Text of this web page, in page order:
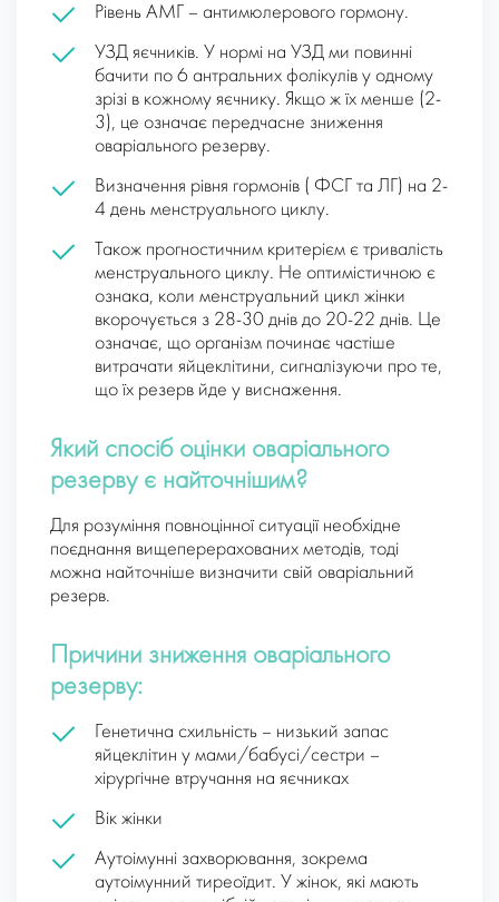
Рівень АМГ – антимюлерового гормону.
УЗД яєчників. У нормі на УЗД ми повинні
бачити по 6 антральних фолікулів у одному
зрізі в кожному яєчнику. Якщо ж їх менше (2-
3), це означає передчасне зниження
оваріального резерву.
Визначення рівня гормонів ( ФСГ та ЛГ) на 2-
4 день менструального циклу.
Також прогностичним критерієм є тривалість
менструального циклу. Не оптимістичною є
ознака, коли менструальний цикл жінки
вкорочується з 28-30 днів до 20-22 днів. Це
означає, що організм починає частіше
витрачати яйцеклітини, сигналізуючи про те,
що їх резерв йде у виснаження.
Який спосіб оцінки оваріального
резерву є найточнішим?
Для розуміння повноцінної ситуації необхідне
поєднання вищеперерахованих методів, тоді
можна найточніше визначити свій оваріальний
резерв.
Причини зниження оваріального
резерву:
Генетична схильність – низький запас
яйцеклітин у мами/бабусі/сестри –
хірургічне втручання на яєчниках
Вік жінки
Аутоімунні захворювання, зокрема
аутоімунний тиреоїдит. У жінок, які мають